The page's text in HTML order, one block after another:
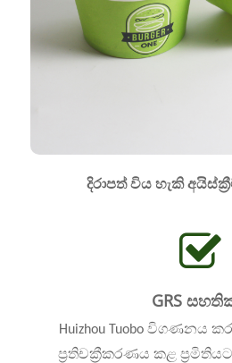
දිරාපත් විය හැකි
GRS
Huizhou Tuobo විගණනය
ප්‍රතිචක්‍රීකරණය කළ